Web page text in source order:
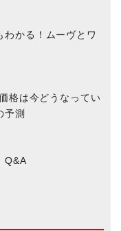
わかる！ムーヴとワ
格は今どうなってい
予測
Q&A